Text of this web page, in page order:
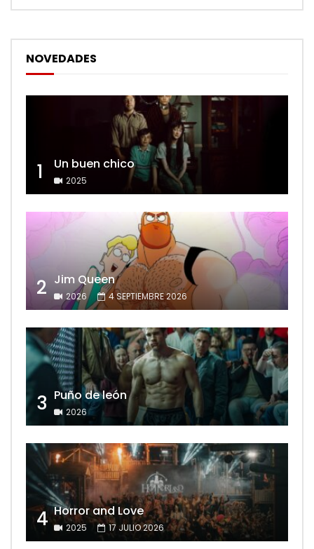
NOVEDADES
1 Un buen chico
2025
2 Jim Queen
2026 4 SEPTIEMBRE 2026
3 Puño de león
2026
4 Horror and Love
2025 17 JULIO 2026